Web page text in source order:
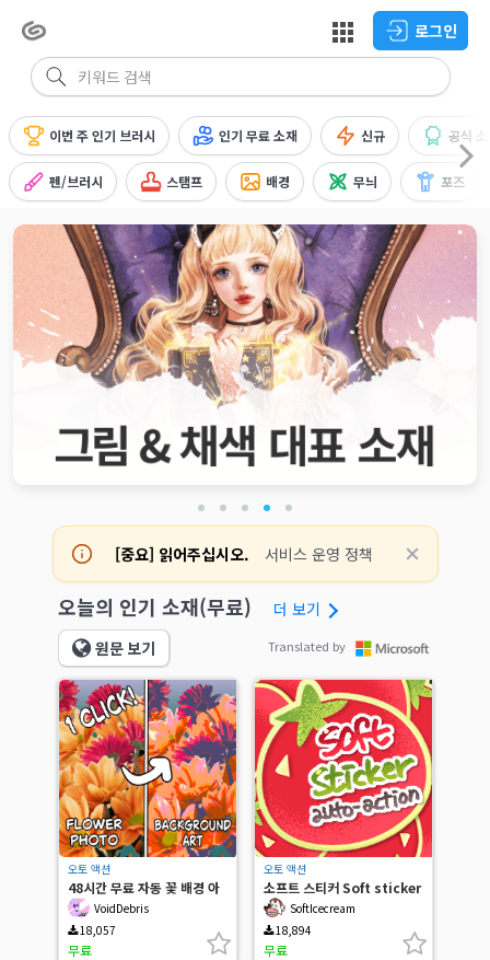
로그인
이번 주 인기 브러시 인기 무료 소재 신규 공식
펜/브러시 스탬프 배경 무늬 포즈
[중요] 읽어주십시오. 서비스 운영 정책
오늘의 인기 소재(무료)
더 보기
원문 보기
Translated by
오토 액션
48시간 무료 자동 꽃 배경 아
트
VoidDebris
18,057
무료
오토 액션
소프트 스티커 Soft sticker
SoftIcecream
18,894
무료